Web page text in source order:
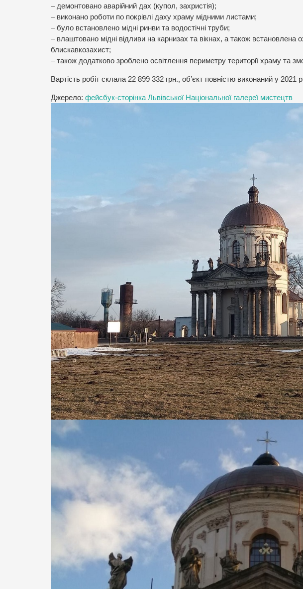
– демонтовано аварійний дах (купол, захристія);
– виконано роботи по покрівлі даху храму мідними листами;
– було встановлено мідні ринви та водостічні труби;
– влаштовано мідні відливи на карнизах та вікнах, а також встановлена
блискавкозахист;
– також додатково зроблено освітлення периметру території храму та
Вартість робіт склала 22 899 332 грн., об’єкт повністю виконаний у 2021
Джерело: фейсбук-сторінка Львівської Національної галереї мистецтв